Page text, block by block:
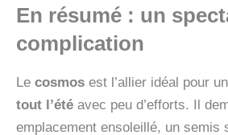
En résumé : un
complication
Le cosmos est l’allier idéal pour
tout l’été avec peu d’efforts. Il
emplacement ensoleillé, un semis